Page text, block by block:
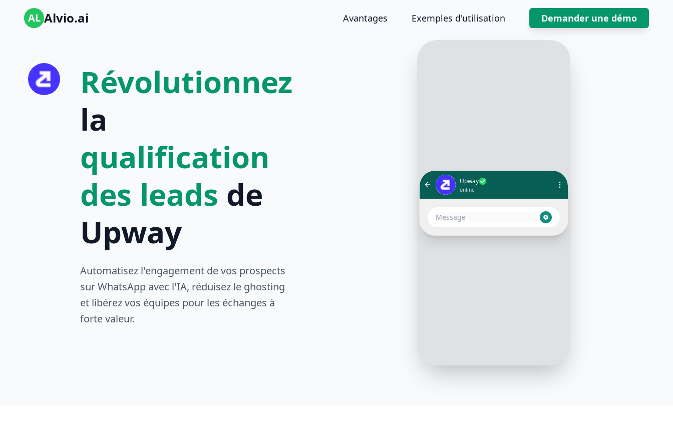
AL Alvio.ai Avantages Exemples d'utilisation Demander une démo
Révolutionnez
la
qualification
des leads de
Upway
Automatisez l'engagement de vos prospects
sur WhatsApp avec l'IA, réduisez le ghosting
et libérez vos équipes pour les échanges à
forte valeur.
Upway
online
Bonjour 👋 Merci d'avoir rempli
Pouvez-vous nous indiquer le